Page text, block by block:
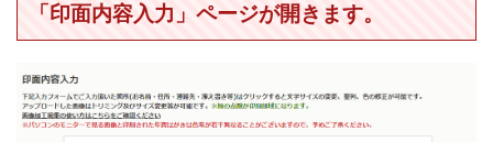
「印面内容入力」ページが開きます。